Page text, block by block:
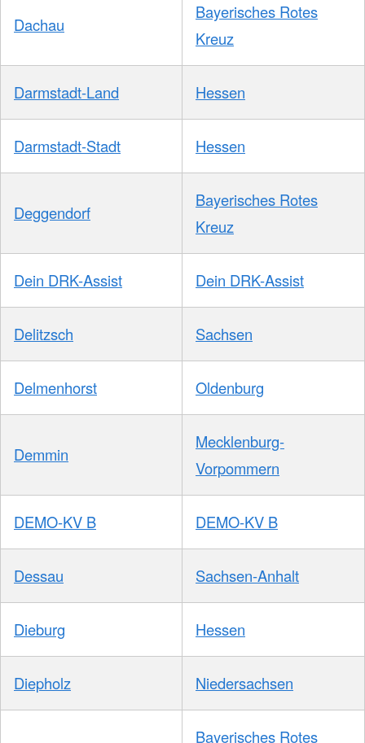
Dachau
Bayerisches Rotes
Kreuz
Darmstadt-Land Hessen
Darmstadt-Stadt Hessen
Deggendorf
Bayerisches Rotes
Kreuz
Dein DRK-Assist Dein DRK-Assist
Delitzsch Sachsen
Delmenhorst Oldenburg
Demmin
Mecklenburg-
Vorpommern
DEMO-KV B DEMO-KV B
Dessau Sachsen-Anhalt
Dieburg Hessen
Diepholz Niedersachsen
Bayerisches Rotes